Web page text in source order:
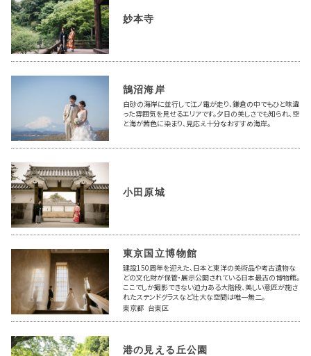
妙本寺
鵠沼海岸
白砂の海岸に並行して江ノ電が走り、鎌倉の中でもひと味違
った雰囲気を見せるエリアです。夕日の美しさでも知られ、空
と海が茜色に染まり、見応え十分なおすすめ海岸。
小田原城
東京国立博物館
建設150周年を迎えた、日本と東洋の美術品や考古遺物な
どの文化財が保管・展示公開されている日本最古の博物館。
ここでしか撮影できない迫力ある大階段、美しい意匠が施さ
れたステンドグラスなど壮大な空間は唯一無二。
東京都 台東区
港の見える丘公園